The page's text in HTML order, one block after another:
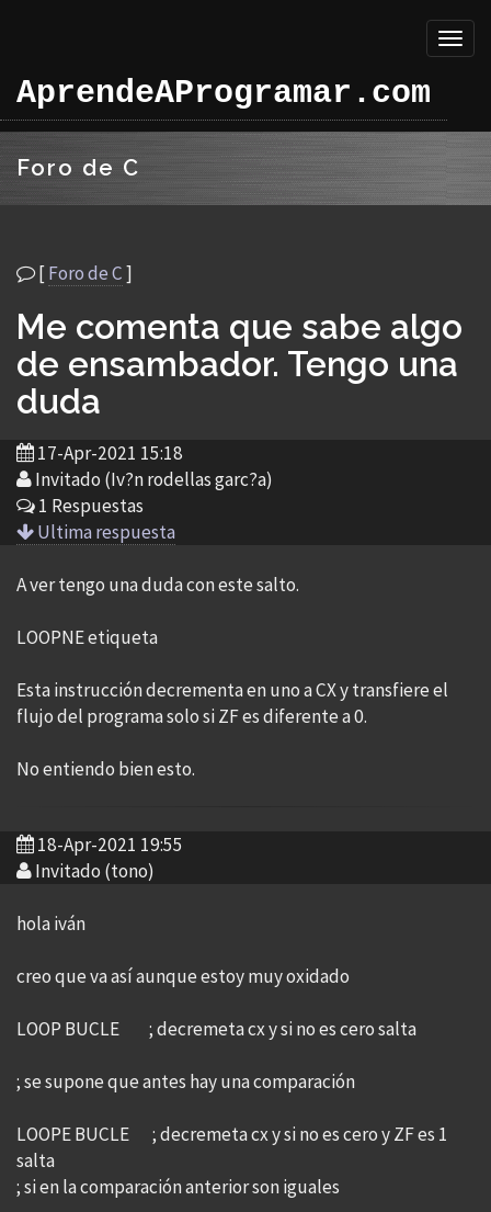
AprendeAProgramar.com
Foro de C
[Foro de C]
Me comenta que sabe algo
de ensambador. Tengo una
duda
17-Apr-2021 15:18
Invitado (Iv?n rodellas garc?a)
1 Respuestas
Ultima respuesta
A ver tengo una duda con este salto.
LOOPNE etiqueta
Esta instrucción decrementa en uno a CX y transfiere el
flujo del programa solo si ZF es diferente a 0.
No entiendo bien esto.
18-Apr-2021 19:55
Invitado (tono)
hola iván
creo que va así aunque estoy muy oxidado
LOOP BUCLE ; decremeta cx y si no es cero salta
; se supone que antes hay una comparación
LOOPE BUCLE ; decremeta cx y si no es cero y ZF es 1
salta
; si en la comparación anterior son iguales